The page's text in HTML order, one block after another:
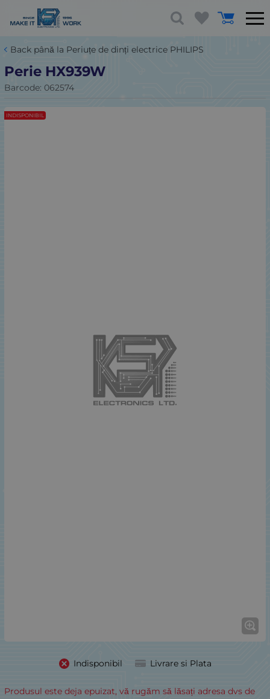
Back până la Periuțe de dinți electrice PHILIPS
Perie HX939W
Barcode: 062574
INDISPONIBIL
Indisponibil Livrare si Plata
Produsul este deja epuizat, vă rugăm să lăsați adresa dvs de